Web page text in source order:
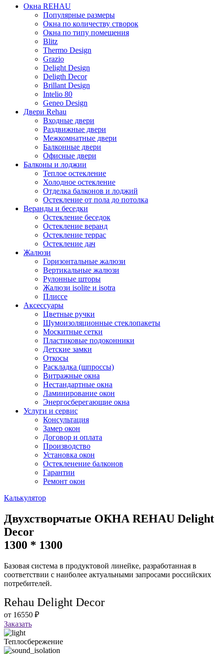
Окна REHAU
Популярные размеры
Окна по количеству створок
Окна по типу помещения
Blitz
Thermo Design
Grazio
Delight Design
Deligth Decor
Brillant Design
Intelio 80
Geneo Design
Двери Rehau
Входные двери
Раздвижные двери
Межкомнатные двери
Балконные двери
Офисные двери
Балконы и лоджии
Теплое остекление
Холодное остекление
Отделка балконов и лоджий
Остекление от пола до потолка
Веранды и беседки
Остекление беседок
Остекление веранд
Остекление террас
Остекление дач
Жалюзи
Горизонтальные жалюзи
Вертикальные жалюзи
Рулонные шторы
Жалюзи isolite и isotra
Плиссе
Аксессуары
Цветные ручки
Шумоизоляционные стеклопакеты
Москитные сетки
Пластиковые подоконники
Детские замки
Откосы
Раскладка (шпроссы)
Витражные окна
Нестандартные окна
Ламинирование окон
Энергосберегающие окна
Услуги и сервис
Консультация
Замер окон
Договор и оплата
Производство
Установка окон
Остекленение балконов
Гарантии
Ремонт окон
Калькулятор
Двухстворчатые ОКНА REHAU Delight
Decor
1300 * 1300
Базовая система в продуктовой линейке, разработанная в
соответствии с наиболее актуальными запросами российских
потребителей.
Rehau Delight Decor
от 16550 ₽
Заказать
Теплосбережение